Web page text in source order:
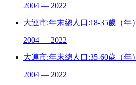
2004 — 2022
大連市:年末總人口:18-35歲（年）
2004 — 2022
大連市:年末總人口:35-60歲（年）
2004 — 2022